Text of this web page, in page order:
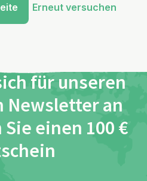
Erneut versuchen
für unseren
Newsletter an
einen 100 €